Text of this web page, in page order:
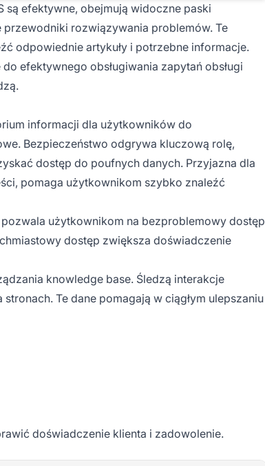
są efektywne, obejmują widoczne paski
rozwiązywania problemów. Te
odpowiednie artykuły i potrzebne informacje.
efektywnego obsługiwania zapytań obsługi
informacji dla użytkowników do
Bezpieczeństwo odgrywa kluczową rolę,
dostęp do poufnych danych. Przyjazna dla
pomaga użytkownikom szybko znaleźć
użytkownikom na bezproblemowy dostęp
dostęp zwiększa doświadczenie
knowledge base. Śledzą interakcje
Te dane pomagają w ciągłym ulepszaniu
doświadczenie klienta i zadowolenie.